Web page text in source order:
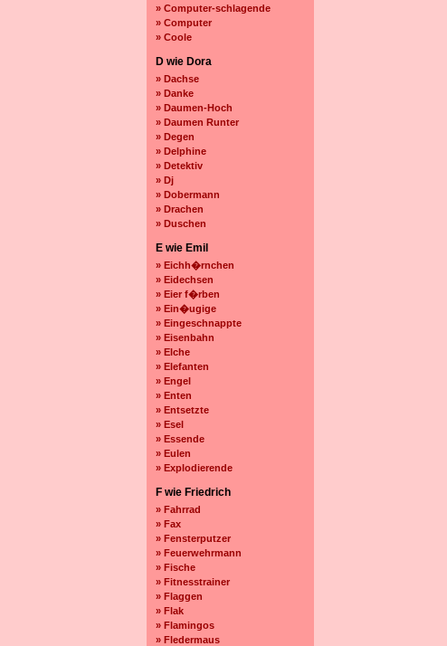
» Computer-schlagende
» Computer
» Coole
D wie Dora
» Dachse
» Danke
» Daumen-Hoch
» Daumen Runter
» Degen
» Delphine
» Detektiv
» Dj
» Dobermann
» Drachen
» Duschen
E wie Emil
» Eichh�rnchen
» Eidechsen
» Eier f�rben
» Ein�ugige
» Eingeschnappte
» Eisenbahn
» Elche
» Elefanten
» Engel
» Enten
» Entsetzte
» Esel
» Essende
» Eulen
» Explodierende
F wie Friedrich
» Fahrrad
» Fax
» Fensterputzer
» Feuerwehrmann
» Fische
» Fitnesstrainer
» Flaggen
» Flak
» Flamingos
» Fledermaus